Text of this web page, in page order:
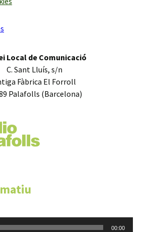
Local de Comunicació
C. Sant Lluís, s/n
Fàbrica El Forroll
Palafolls (Barcelona)
00:00